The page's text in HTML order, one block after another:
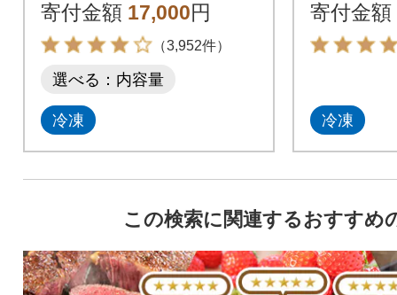
寄付金額 17,000円
（3,952件）
選べる：内容量
冷凍
寄付金額
冷凍
この検索に関連するおすすめ